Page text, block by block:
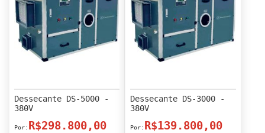
Dessecante DS-5000 -
380V
R$298.800,00
Dessecante DS-3000 -
380V
R$139.800,00